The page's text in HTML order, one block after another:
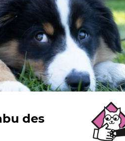
des